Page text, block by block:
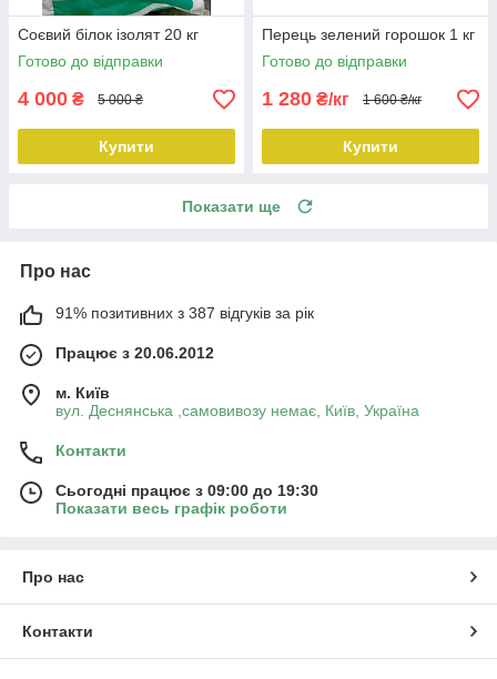
Соєвий білок ізолят 20 кг
Готово до відправки
4 000 ₴ 5 000 ₴
Купити
Перець зелений горошок 1 кг
Готово до відправки
1 280 ₴/кг 1 600 ₴/кг
Купити
Показати ще
Про нас
91% позитивних з 387 відгуків за рік
Працює з 20.06.2012
м. Київ
вул. Деснянська ,самовивозу немає, Київ, Україна
Контакти
Сьогодні працює з 09:00 до 19:30
Показати весь графік роботи
Про нас
Контакти